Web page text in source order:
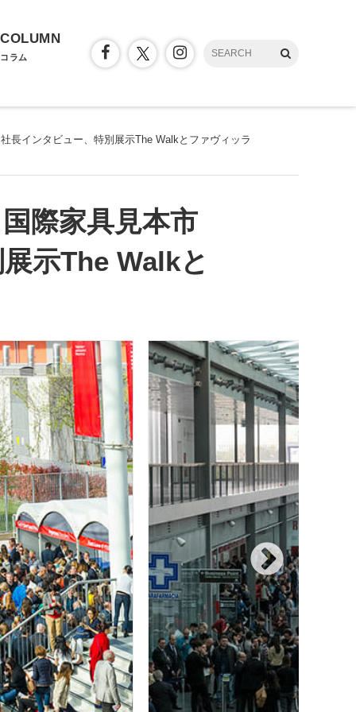
COLUMN
コラム
長インタビュー、特別展示The Walkとファヴィッラ
際家具見本市
示The Walkと